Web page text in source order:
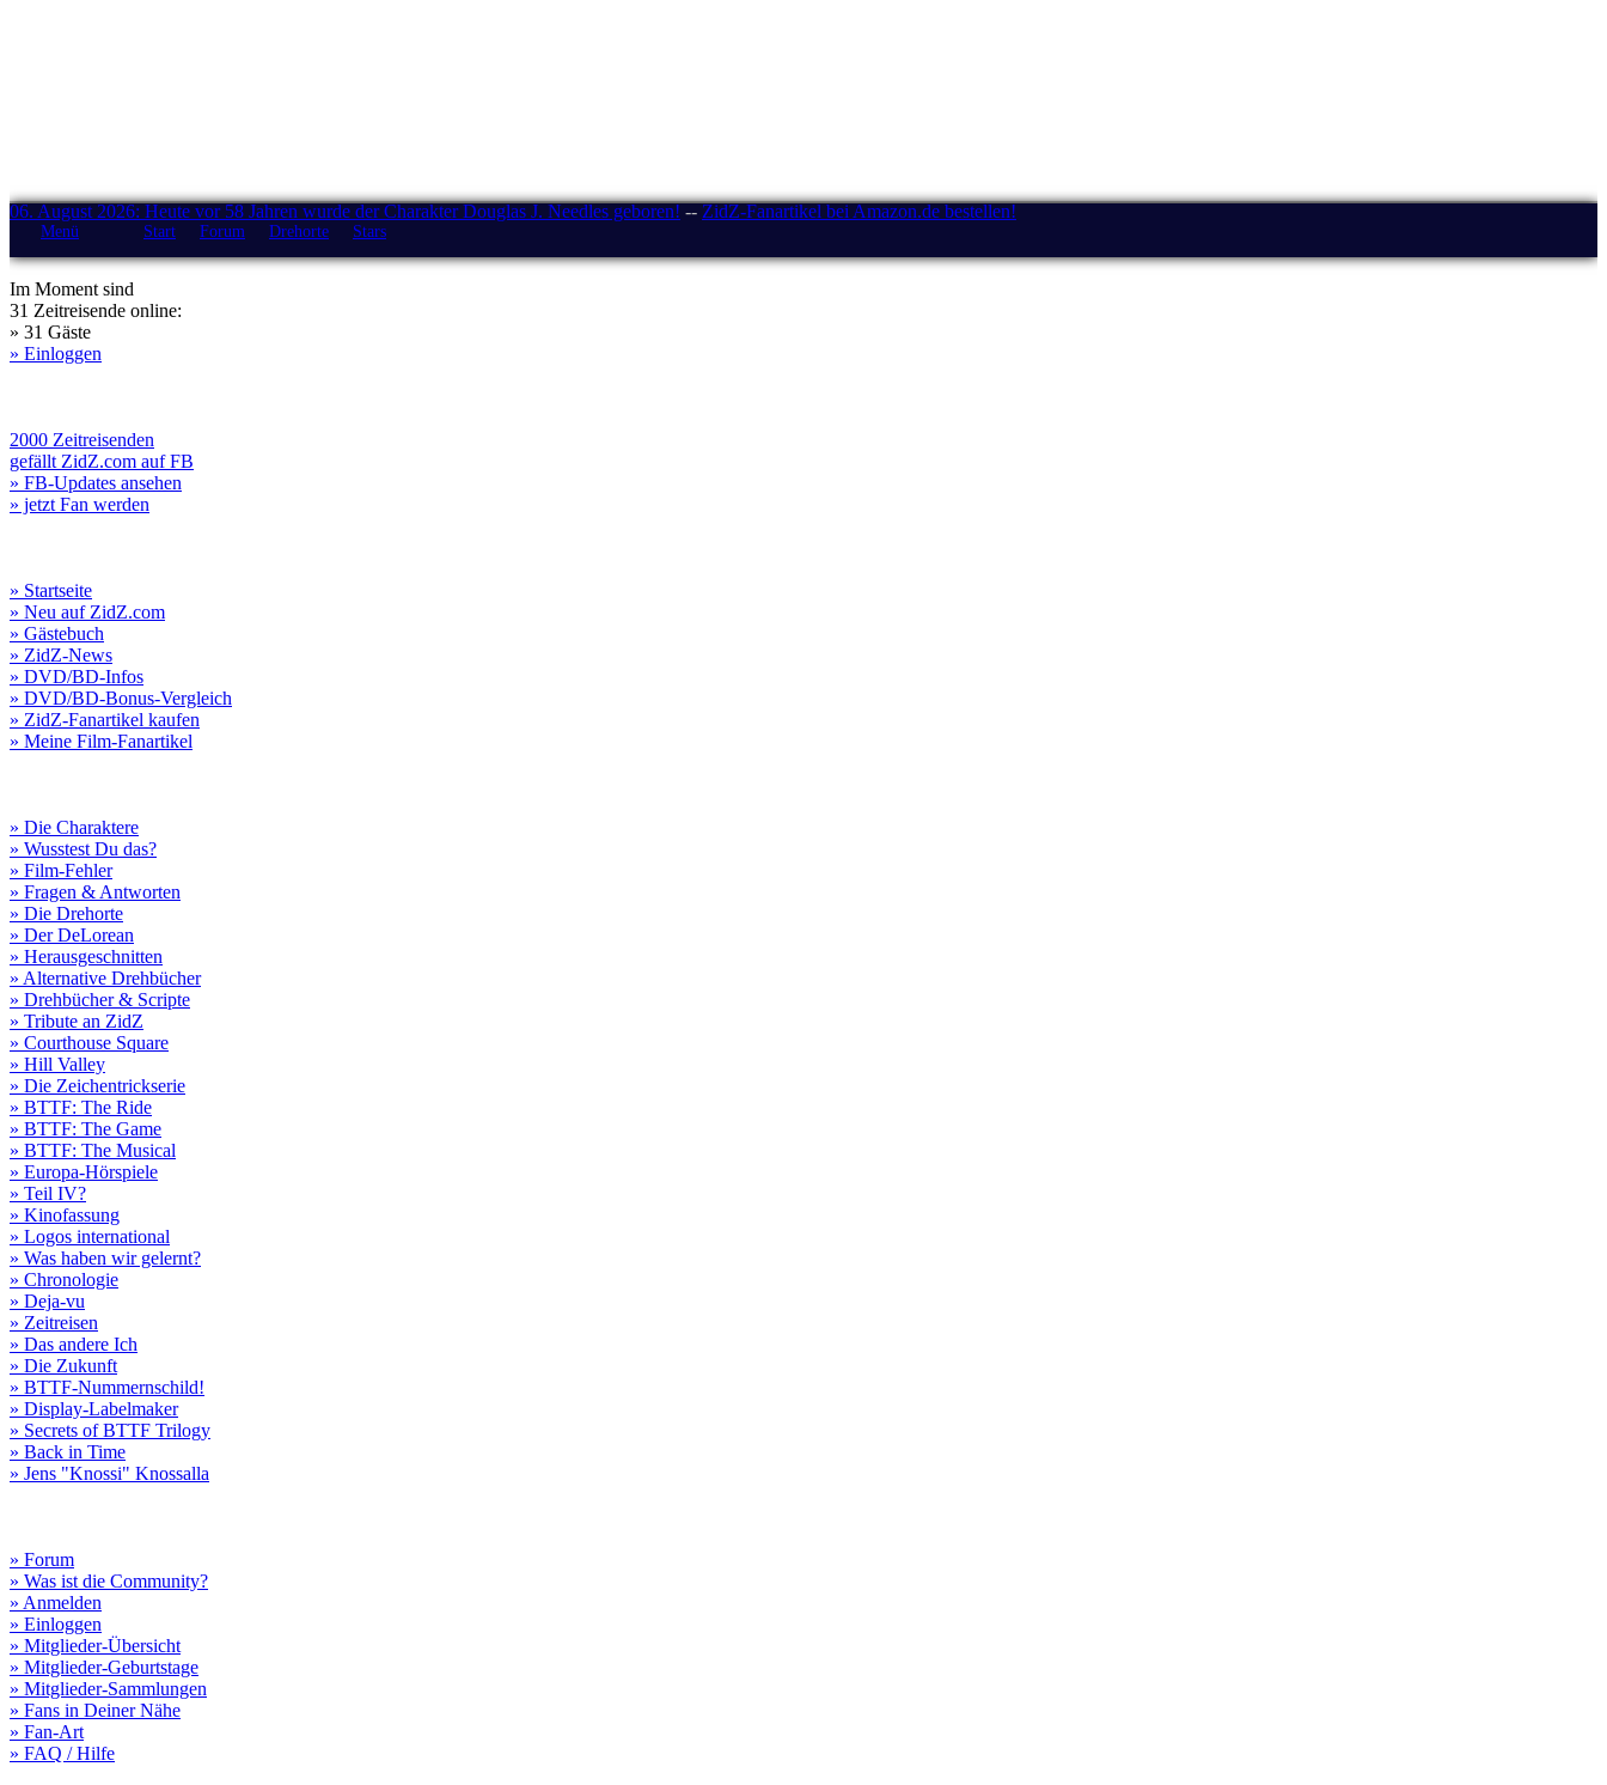
06. August 2026: Heute vor 58 Jahren wurde der Charakter Douglas J. Needles geboren! -- ZidZ-Fanartikel bei Amazon.de bestellen!
Menü Start Forum Drehorte Stars
Im Moment sind
31 Zeitreisende online:
» 31 Gäste
» Einloggen
2000 Zeitreisenden
gefällt ZidZ.com auf FB
» FB-Updates ansehen
» jetzt Fan werden
» Startseite
» Neu auf ZidZ.com
» Gästebuch
» ZidZ-News
» DVD/BD-Infos
» DVD/BD-Bonus-Vergleich
» ZidZ-Fanartikel kaufen
» Meine Film-Fanartikel
» Die Charaktere
» Wusstest Du das?
» Film-Fehler
» Fragen & Antworten
» Die Drehorte
» Der DeLorean
» Herausgeschnitten
» Alternative Drehbücher
» Drehbücher & Scripte
» Tribute an ZidZ
» Courthouse Square
» Hill Valley
» Die Zeichentrickserie
» BTTF: The Ride
» BTTF: The Game
» BTTF: The Musical
» Europa-Hörspiele
» Teil IV?
» Kinofassung
» Logos international
» Was haben wir gelernt?
» Chronologie
» Deja-vu
» Zeitreisen
» Das andere Ich
» Die Zukunft
» BTTF-Nummernschild!
» Display-Labelmaker
» Secrets of BTTF Trilogy
» Back in Time
» Jens "Knossi" Knossalla
» Forum
» Was ist die Community?
» Anmelden
» Einloggen
» Mitglieder-Übersicht
» Mitglieder-Geburtstage
» Mitglieder-Sammlungen
» Fans in Deiner Nähe
» Fan-Art
» FAQ / Hilfe